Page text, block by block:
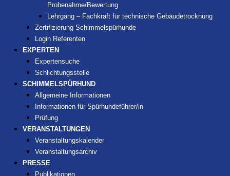
Probenahme/Bewertung
Lehrgang – Fachkraft für technische Gebäudetrocknung
Zertifizierung Schimmelspürhunde
Login Referenten
EXPERTEN
Expertensuche
Schlichtungsstelle
SCHIMMELSPÜRHUND
Allgemeine Informationen
Informationen für Spürhundeführer/in
Prüfung
VERANSTALTUNGEN
Veranstaltungskalender
Veranstaltungsarchiv
PRESSE
Publikationen